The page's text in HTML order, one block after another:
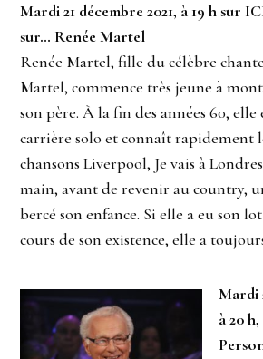
Mardi 21 décembre 2021, à 19 h sur
sur… Renée Martel
Renée Martel, fille du célèbre
Martel, commence très jeune à
son père. À la fin des années 60,
carrière solo et connaît rapidement le
chansons Liverpool, Je vais à
main, avant de revenir au country,
bercé son enfance. Si elle a eu son
cours de son existence, elle a
Mardi
à 20